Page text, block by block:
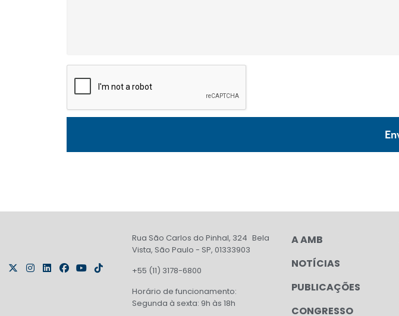
Rua São Carlos do Pinhal, 324 Bela
Vista, São Paulo - SP, 01333903
+55 (11) 3178-6800
Horário de funcionamento:
Segunda à sexta: 9h às 18h
A AMB
NOTÍCIAS
PUBLICAÇÕES
CONGRESSO